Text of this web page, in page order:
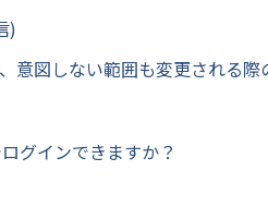
)
意図しない範囲も変更される際
グインできますか？